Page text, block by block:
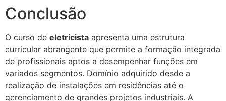
Conclusão
O curso de eletricista apresenta uma estrutura
curricular abrangente que permite a formação integrada
de profissionais aptos a desempenhar funções em
variados segmentos. Domínio adquirido desde a
realização de instalações em residências até o
gerenciamento de grandes projetos industriais. A